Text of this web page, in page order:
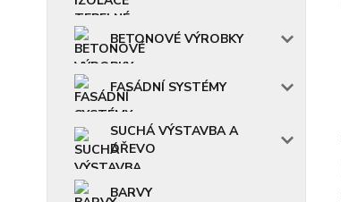
BETONOVÉ VÝROBKY
FASÁDNÍ SYSTÉMY
SUCHÁ VÝSTAVBA A
DŘEVO
BARVY